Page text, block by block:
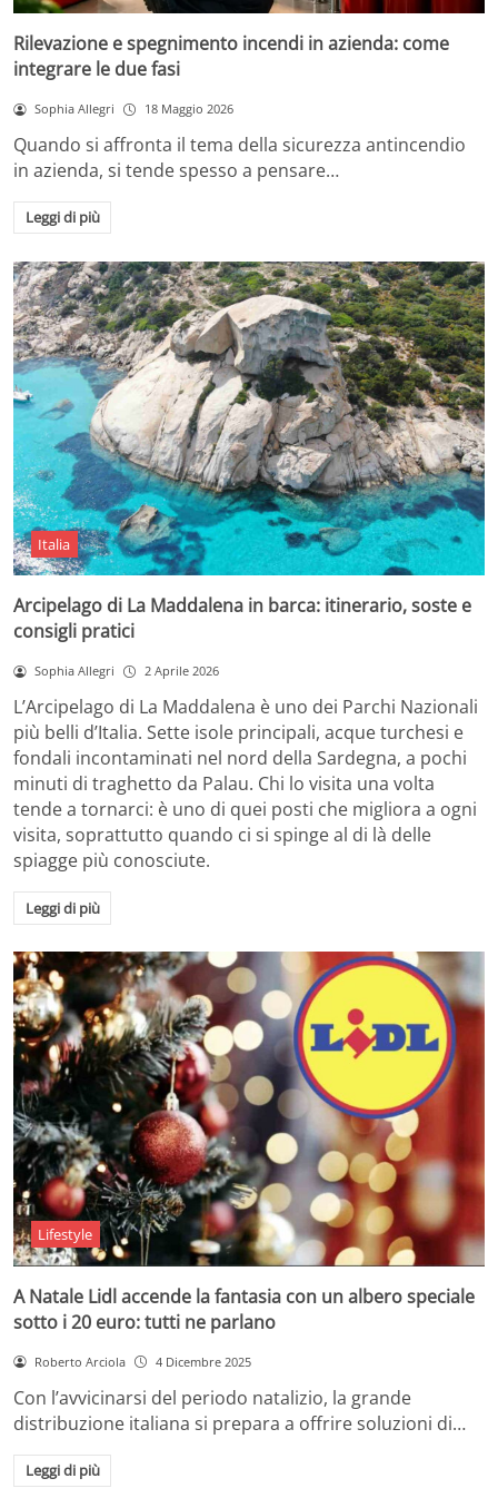
Rilevazione e spegnimento incendi in azienda: come
integrare le due fasi
Sophia Allegri 18 Maggio 2026
Quando si affronta il tema della sicurezza antincendio
in azienda, si tende spesso a pensare…
Leggi di più
Italia
Arcipelago di La Maddalena in barca: itinerario, soste e
consigli pratici
Sophia Allegri 2 Aprile 2026
L’Arcipelago di La Maddalena è uno dei Parchi Nazionali
più belli d’Italia. Sette isole principali, acque turchesi e
fondali incontaminati nel nord della Sardegna, a pochi
minuti di traghetto da Palau. Chi lo visita una volta
tende a tornarci: è uno di quei posti che migliora a ogni
visita, soprattutto quando ci si spinge al di là delle
spiagge più conosciute.
Leggi di più
Lifestyle
A Natale Lidl accende la fantasia con un albero speciale
sotto i 20 euro: tutti ne parlano
Roberto Arciola 4 Dicembre 2025
Con l’avvicinarsi del periodo natalizio, la grande
distribuzione italiana si prepara a offrire soluzioni di…
Leggi di più